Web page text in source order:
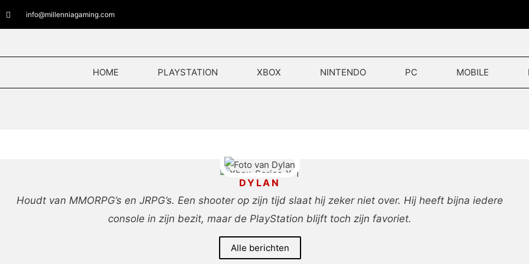
inhoud
info@millenniagaming.com
HOME PLAYSTATION XBOX NINTENDO PC MOBILE
DYLAN
Houdt van MMORPG’s en JRPG’s. Een shooter op zijn tijd slaat hij zeker niet over. Hij heeft bijna iedere
console in zijn bezit, maar de PlayStation blijft toch zijn favoriet.
Alle berichten